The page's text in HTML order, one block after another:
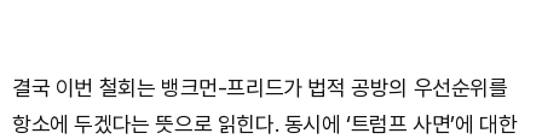
결국 이번 철회는 뱅크먼-프리드가 법적 공방의 우선순위를
항소에 두겠다는 뜻으로 읽힌다. 동시에 ‘트럼프 사면’에 대한